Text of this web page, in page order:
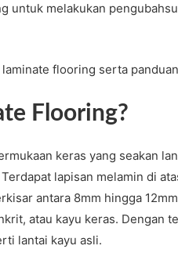
untuk melakukan
flooring serta
Flooring?
keras yang seakan
lapisan melamin di
antara 8mm hingga
atau kayu keras. Dengan
lantai kayu asli.